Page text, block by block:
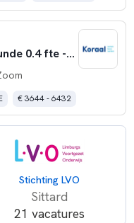
Docent Natuurkunde en Scheikunde 0.4 fte - Het Aventurijncollege Bergen op Zoom
€ 3644 - 6432
Stichting LVO
Sittard
21 vacatures